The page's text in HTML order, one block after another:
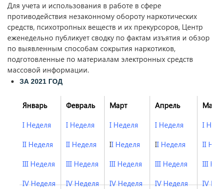
Для учета и использования в работе в сфере
противодействия незаконному обороту наркотических
средств, психотропных веществ и их прекурсоров, Центр
еженедельно публикует сводку по фактам изъятия и обзор
по выявленным способам сокрытия наркотиков,
подготовленные по материалам электронных средств
массовой информации.
ЗА 2021 ГОД
Январь
I Неделя
II Неделя
III Неделя
IV Неделя
Февраль
I Неделя
II Неделя
III Неделя
IV Неделя
Март
I Неделя
II Неделя
III Неделя
IV Неделя
Апрель
I Неделя
II Неделя
III Неделя
IV Неделя
Май
I
II
III
IV